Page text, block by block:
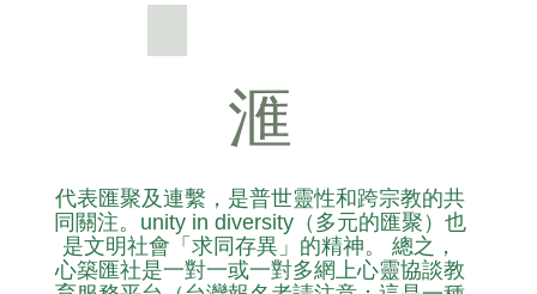
滙
代表匯聚及連繫，是普世靈性和跨宗教的共
同關注。unity in diversity（多元的匯聚）也
是文明社會「求同存異」的精神。 總之，
心築匯社是一對一或一對多網上心靈協談教